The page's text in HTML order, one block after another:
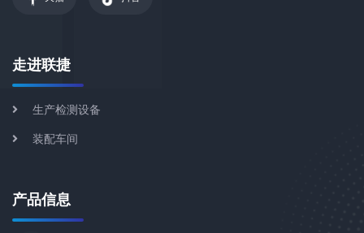
走进联捷
生产检测设备
装配车间
产品信息